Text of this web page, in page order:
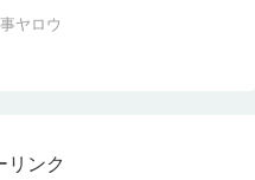
ヤロウ
リンク